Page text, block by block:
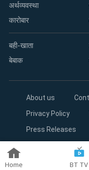
Home BT TV
अर्थव्यवस्था
कारोबार
बही-खाता
बेबाक
About us
Privacy Policy
Press Releases
Copyright©2026